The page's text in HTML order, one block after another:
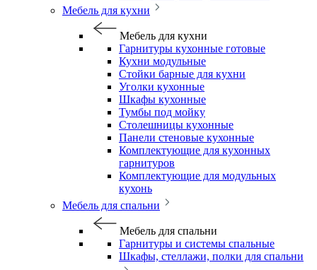
Мебель для кухни
Мебель для кухни
Гарнитуры кухонные готовые
Кухни модульные
Стойки барные для кухни
Уголки кухонные
Шкафы кухонные
Тумбы под мойку
Столешницы кухонные
Панели стеновые кухонные
Комплектующие для кухонных
гарнитуров
Комплектующие для модульных
кухонь
Мебель для спальни
Мебель для спальни
Гарнитуры и системы спальные
Шкафы, стеллажи, полки для спальни